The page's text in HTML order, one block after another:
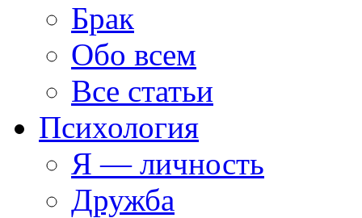
Брак
Обо всем
Все статьи
Психология
Я — личность
Дружба